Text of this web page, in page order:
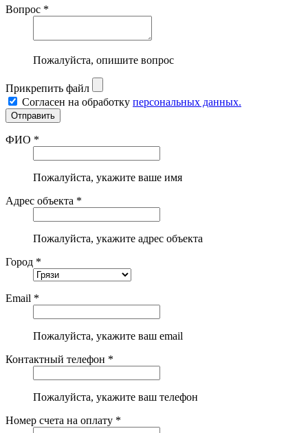
Вопрос *
Пожалуйста, опишите вопрос
Прикрепить файл
Согласен на обработку персональных данных.
ФИО *
Пожалуйста, укажите ваше имя
Адрес объекта *
Пожалуйста, укажите адрес объекта
Город *
Email *
Пожалуйста, укажите ваш email
Контактный телефон *
Пожалуйста, укажите ваш телефон
Номер счета на оплату *